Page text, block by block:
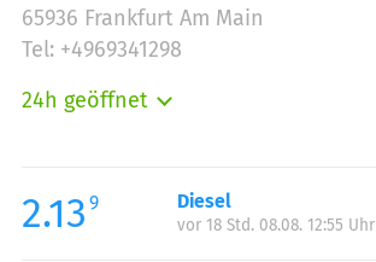
65936 Frankfurt Am Main
Tel: +4969341298
24h geöffnet
Mittwoch:
Donnerstag:
2.13 9 Diesel
vor 18 Std. 08.08. 12:55 Uhr